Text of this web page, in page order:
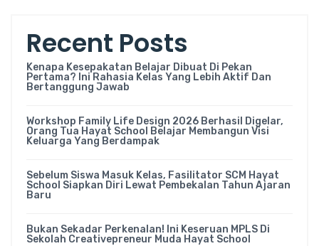
Recent Posts
Kenapa Kesepakatan Belajar Dibuat Di Pekan
Pertama? Ini Rahasia Kelas Yang Lebih Aktif Dan
Bertanggung Jawab
Workshop Family Life Design 2026 Berhasil Digelar,
Orang Tua Hayat School Belajar Membangun Visi
Keluarga Yang Berdampak
Sebelum Siswa Masuk Kelas, Fasilitator SCM Hayat
School Siapkan Diri Lewat Pembekalan Tahun Ajaran
Baru
Bukan Sekadar Perkenalan! Ini Keseruan MPLS Di
Sekolah Creativepreneur Muda Hayat School